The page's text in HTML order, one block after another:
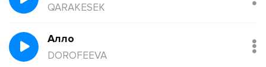
QARAKESEK
Алло
DOROFEEVA